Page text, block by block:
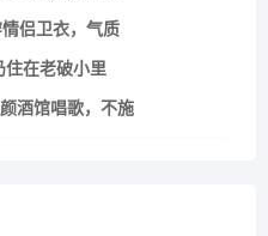
侣卫衣，气质
住在老破小里
酒馆唱歌，不施